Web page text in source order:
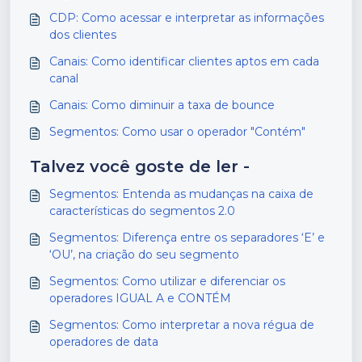
CDP: Como acessar e interpretar as informações
dos clientes
Canais: Como identificar clientes aptos em cada
canal
Canais: Como diminuir a taxa de bounce
Segmentos: Como usar o operador "Contém"
Talvez você goste de ler -
Segmentos: Entenda as mudanças na caixa de
características do segmentos 2.0
Segmentos: Diferença entre os separadores ‘E’ e
‘OU’, na criação do seu segmento
Segmentos: Como utilizar e diferenciar os
operadores IGUAL A e CONTÉM
Segmentos: Como interpretar a nova régua de
operadores de data